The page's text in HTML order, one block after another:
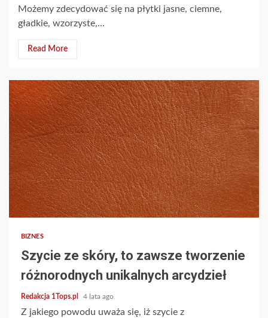
Możemy zdecydować się na płytki jasne, ciemne,
gładkie, wzorzyste,...
Read More
2 min read
BIZNES
Szycie ze skóry, to zawsze tworzenie
różnorodnych unikalnych arcydzieł
Redakcja 1Tops.pl 4 lata ago
Z jakiego powodu uważa się, iż szycie z